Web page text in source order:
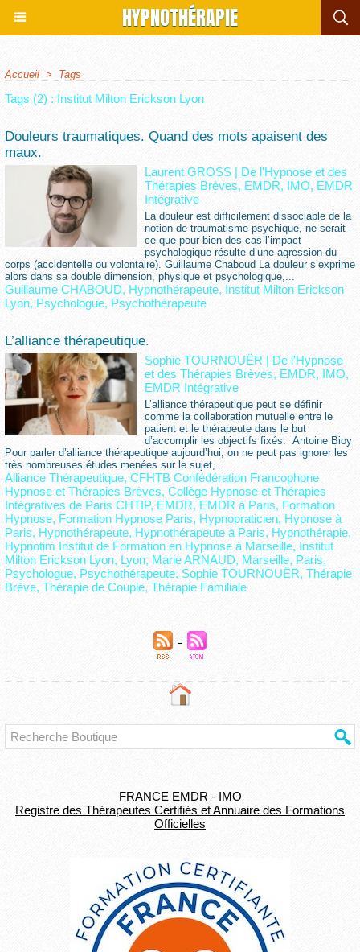
HYPNOTHÉRAPIE
FRANCE EMDR - IMO
Registre des Thérapeutes Certifiés et Annuaire des Formations
Officielles
Accueil > Tags
Tags (2) : Institut Milton Erickson Lyon
Douleurs traumatiques. Quand des mots apaisent des
maux.
Laurent GROSS | De l'Hypnose et des
Thérapies Brèves, EMDR, IMO, EMDR
Intégrative
La douleur est difficilement dissociable de la
notion de traumatisme psychique, ne serait-
ce que pour bien des cas l’impact
psychologique résulte d’une agression du
corps (accidentelle ou volontaire). Guillaume Chaboud La douleur s’exprime
alors dans sa double dimension, physique et psychologique,...
Guillaume CHABOUD, Hypnothérapeute, Institut Milton Erickson
Lyon, Psychologue, Psychothérapeute
L’alliance thérapeutique.
Sophie TOURNOUËR | De l'Hypnose
et des Thérapies Brèves, EMDR, IMO,
EMDR Intégrative
L’alliance thérapeutique peut se définir
comme la collaboration mutuelle entre le
patient et le thérapeute dans le but
d’accomplir les objectifs fixés. Antoine Bioy
Pour parler d’alliance thérapeutique aujourd’hui, on ne peut pas ignorer les
très nombreuses études menées sur le sujet,...
Alliance Thérapeutique, CFHTB Confédération Francophone
Hypnose et Thérapies Brèves, Collège Hypnose et Thérapies
Intégratives de Paris CHTIP, EMDR, EMDR à Paris, Formation
Hypnose, Formation Hypnose Paris, Hypnopraticien, Hypnose à
Paris, Hypnothérapeute, Hypnothérapeute à Paris, Hypnothérapie,
Hypnotim Institut de Formation en Hypnose à Marseille, Institut
Milton Erickson Lyon, Lyon, Marie ARNAUD, Marseille, Paris,
Psychologue, Psychothérapeute, Sophie TOURNOUËR, Thérapie
Brève, Thérapie de Couple, Thérapie Familiale